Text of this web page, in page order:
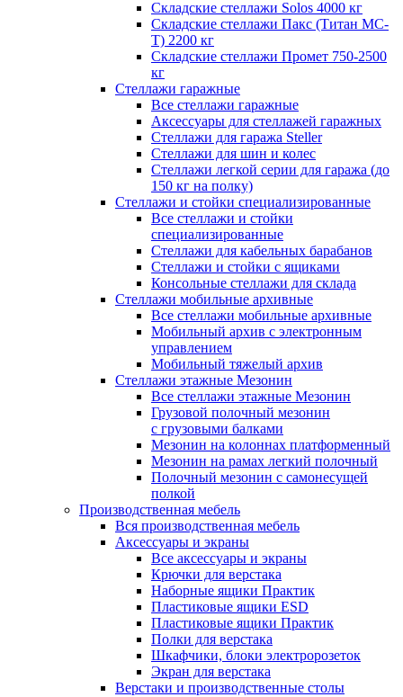
Складские стеллажи Solos 4000 кг
Складские стеллажи Пакс (Титан МС-
Т) 2200 кг
Складские стеллажи Промет 750-2500
кг
Стеллажи гаражные
Все стеллажи гаражные
Аксессуары для стеллажей гаражных
Стеллажи для гаража Steller
Стеллажи для шин и колес
Стеллажи легкой серии для гаража (до
150 кг на полку)
Стеллажи и стойки специализированные
Все стеллажи и стойки
специализированные
Стеллажи для кабельных барабанов
Стеллажи и стойки с ящиками
Консольные стеллажи для склада
Стеллажи мобильные архивные
Все стеллажи мобильные архивные
Мобильный архив с электронным
управлением
Мобильный тяжелый архив
Стеллажи этажные Мезонин
Все стеллажи этажные Мезонин
Грузовой полочный мезонин
с грузовыми балками
Мезонин на колоннах платформенный
Мезонин на рамах легкий полочный
Полочный мезонин с самонесущей
полкой
Производственная мебель
Вся производственная мебель
Аксессуары и экраны
Все аксессуары и экраны
Крючки для верстака
Наборные ящики Практик
Пластиковые ящики ESD
Пластиковые ящики Практик
Полки для верстака
Шкафчики, блоки электророзеток
Экран для верстака
Верстаки и производственные столы